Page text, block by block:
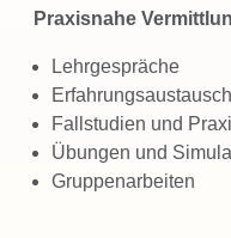
Praxisnahe
Lehrgespräche
Erfahrungsaustausch
Fallstudien und
Übungen und
Gruppenarbeiten